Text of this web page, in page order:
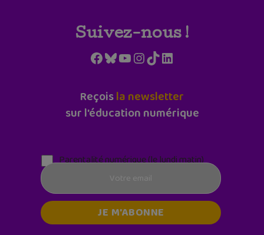
Suivez-nous !
Facebook
Bluesky
YouTube
Instagram
TikTokLinkedIn
Reçoisla newsletter
sur l'éducation numérique
Parentalité numérique (le lundi matin)